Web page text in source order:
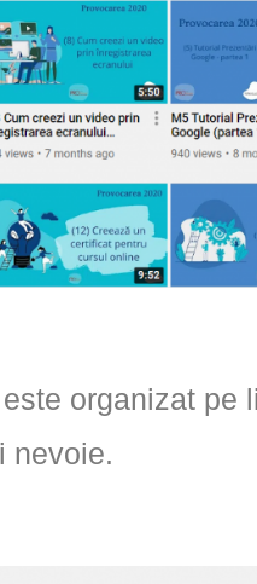
organizat pe
nevoie.